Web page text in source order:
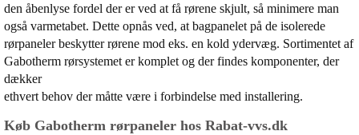
den åbenlyse fordel der er ved at få rørene skjult, så minimere man
også varmetabet. Dette opnås ved, at bagpanelet på de isolerede
rørpaneler beskytter rørene mod eks. en kold ydervæg. Sortimentet af
Gabotherm rørsystemet er komplet og der findes komponenter, der
dækker
ethvert behov der måtte være i forbindelse med installering.
Køb Gabotherm rørpaneler hos Rabat-vvs.dk